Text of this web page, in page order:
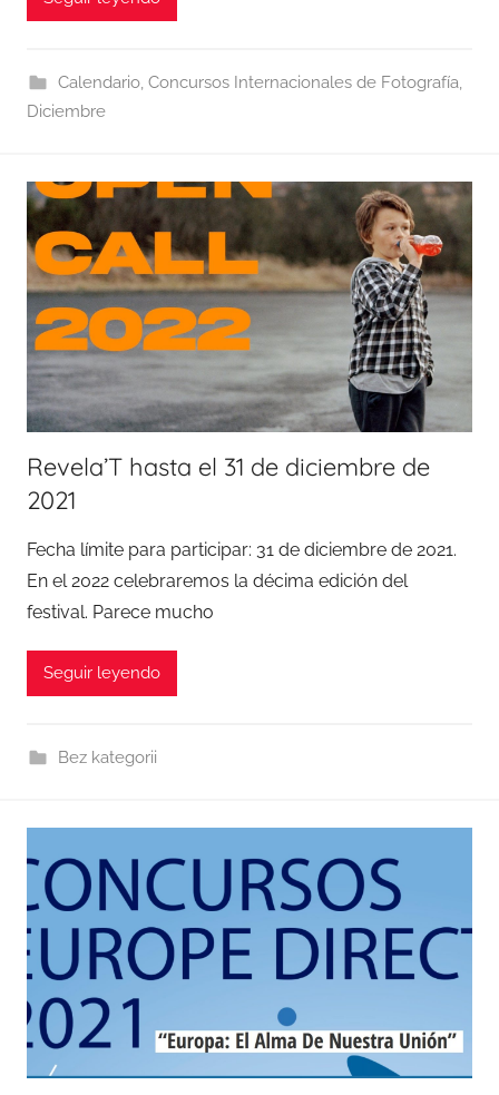
Calendario, Concursos Internacionales de Fotografía,
Diciembre
Revela’T hasta el 31 de diciembre de
2021
Fecha límite para participar: 31 de diciembre de 2021.
En el 2022 celebraremos la décima edición del
festival. Parece mucho
Seguir leyendo
Bez kategorii